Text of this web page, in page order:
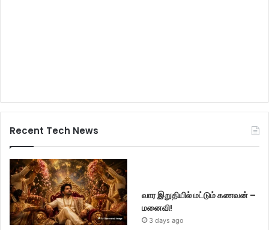
Recent Tech News
வார இறுதியில் மட்டும் கணவன் –
மனைவி!
3 days ago